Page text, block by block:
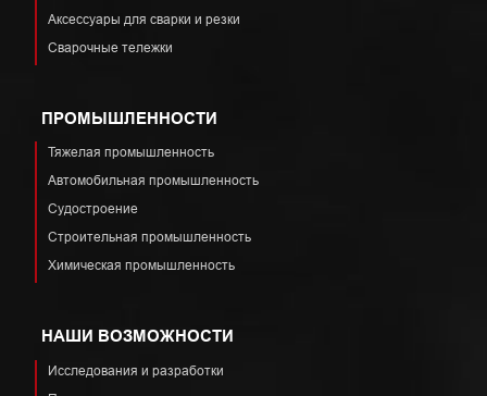
Аксессуары для сварки и резки
Сварочные тележки
ПРОМЫШЛЕННОСТИ
Тяжелая промышленность
Автомобильная промышленность
Судостроение
Строительная промышленность
Химическая промышленность
НАШИ ВОЗМОЖНОСТИ
Исследования и разработки